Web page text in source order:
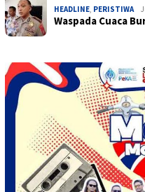
HEADLINE, PERISTIWA
Waspada Cuaca